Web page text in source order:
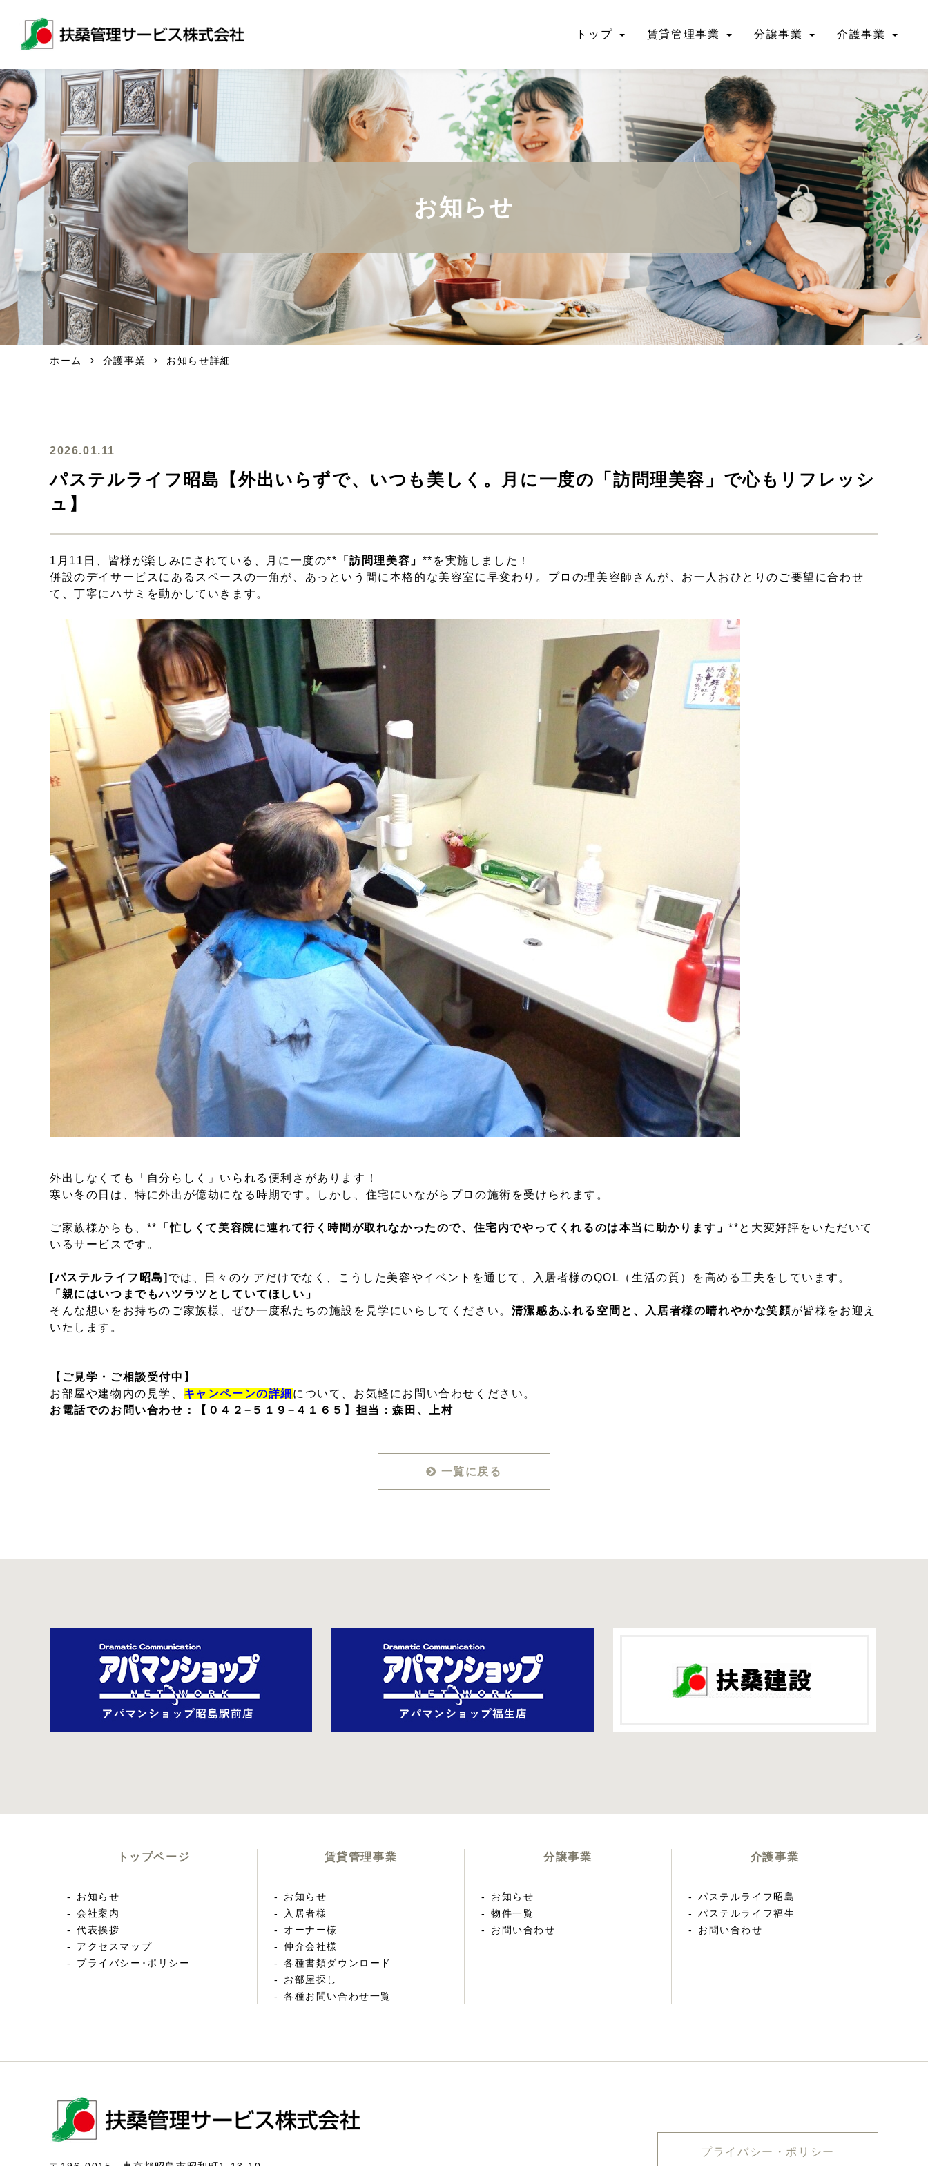
トップ 賃貸管理事業 分譲事業 介護事業
お知らせ
ホーム 介護事業 お知らせ詳細
2026.01.11
パステルライフ昭島【外出いらずで、いつも美しく。月に一度の「訪問理美容」で心もリフレッシ
ュ】
1月11日、皆様が楽しみにされている、月に一度の** 「訪問理美容」 **を実施しました！
併設のデイサービスにあるスペースの一角が、あっという間に本格的な美容室に早変わり。プロの理美容師さんが、お一人おひとりのご要望に合わせ
て、丁寧にハサミを動かしていきます。
外出しなくても「自分らしく」いられる便利さがあります！
寒い冬の日は、特に外出が億劫になる時期です。しかし、住宅 にいながらプロの施術を受けられます。
ご家族様からも、** 「忙しくて美容院に連れて行く時間が取れなかったので、住宅内でやってくれるのは本当に助かります」**と大変好評をいただいて
いるサービスです。
[パステルライフ昭島] では、日々のケアだけでなく、こうした美容やイベントを通じて、入居者様のQOL（生活の質）を高める工夫をしています。
「親にはいつまでもハツラツとしていてほしい」
そんな想いをお持ちのご家族様、ぜひ一度私たちの施設を見学にいらしてください。 清潔感あふれる空間と、入居者様の晴れやかな笑顔が皆様をお迎え
いたします。
【ご見学・ご相談受付中】
お部屋や建物内の見学、 キャンペーンの詳細 について、お気軽にお問い合わせください。
お電話でのお問い合わせ：
【０４２−５１９−４１６５】担当：森田、上村
一覧に戻る
トップページ
お知らせ
会社案内
代表挨拶
アクセスマップ
プライバシー･ポリシー
賃貸管理事業
お知らせ
入居者様
オーナー様
仲介会社様
各種書類ダウンロード
お部屋探し
各種お問い合わせ一覧
分譲事業
お知らせ
物件一覧
お問い合わせ
介護事業
パステルライフ昭島
パステルライフ福生
お問い合わせ
プライバシー・ポリシー